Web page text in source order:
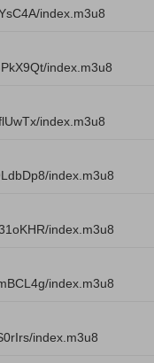
index.m3u8
index.m3u8
index.m3u8
index.m3u8
index.m3u8
index.m3u8
index.m3u8